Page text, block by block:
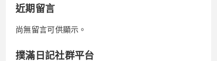
近期留言
尚無留言可供顯示。
撲滿日記社群平台